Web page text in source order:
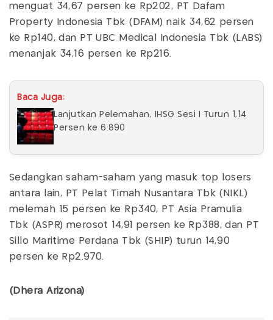
menguat 34,67 persen ke Rp202, PT Dafam
Property Indonesia Tbk (DFAM) naik 34,62 persen
ke Rp140, dan PT UBC Medical Indonesia Tbk (LABS)
menanjak 34,16 persen ke Rp216.
Baca Juga:
Lanjutkan Pelemahan, IHSG Sesi I Turun 1,14
Persen ke 6.890
Sedangkan saham-saham yang masuk top losers
antara lain, PT Pelat Timah Nusantara Tbk (NIKL)
melemah 15 persen ke Rp340, PT Asia Pramulia
Tbk (ASPR) merosot 14,91 persen ke Rp388, dan PT
Sillo Maritime Perdana Tbk (SHIP) turun 14,90
persen ke Rp2.970.
(Dhera Arizona)